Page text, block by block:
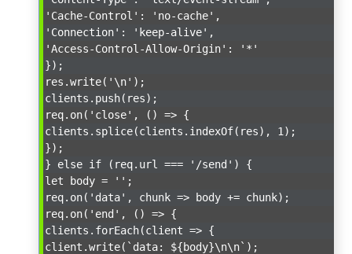
'Cache-Control': 'no-cache',
'Connection': 'keep-alive',
'Access-Control-Allow-Origin': '*'
});
res.write('\n');
clients.push(res);
req.on('close', () => {
clients.splice(clients.indexOf(res), 1);
});
} else if (req.url === '/send') {
let body = '';
req.on('data', chunk => body += chunk);
req.on('end', () => {
clients.forEach(client => {
client.write(`data: ${body}\n\n`);